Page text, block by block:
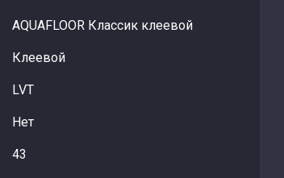
AQUAFLOOR Классик клеевой
Клеевой
LVT
Нет
43